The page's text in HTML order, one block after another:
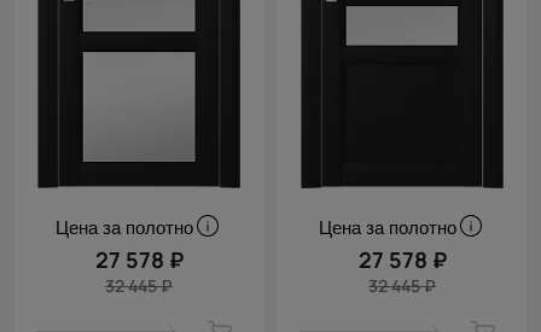
Цена за полотно
27 578 ₽
32 445 ₽
Цена за полотно
27 578 ₽
32 445 ₽